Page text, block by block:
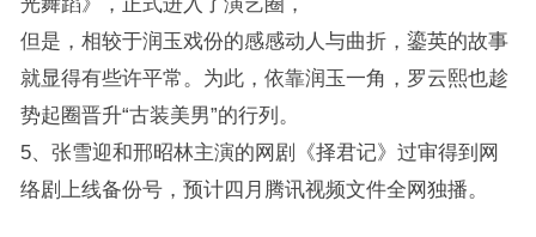
但是，相较于润玉戏份的感感动人与曲折，鎏英的故事
就显得有些许平常。为此，依靠润玉一角，罗云熙也趁
势起圈晋升“古装美男”的行列。
5、张雪迎和邢昭林主演的网剧《择君记》过审得到网
络剧上线备份号，预计四月腾讯视频文件全网独播。